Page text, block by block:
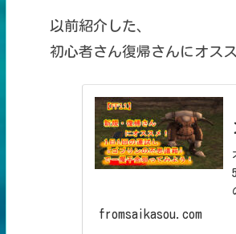
以前紹介した、
初心者さん復帰さんにオス
fromsaikasou.com